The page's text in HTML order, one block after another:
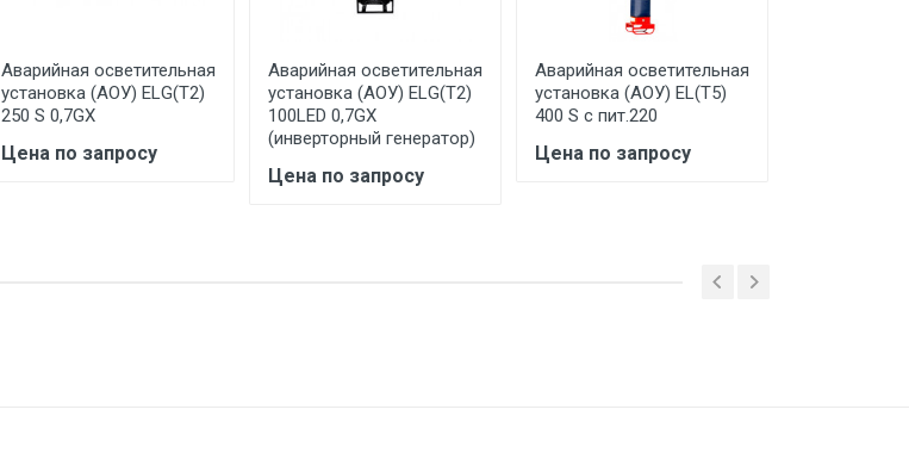
Аварийная осветительная
установка (АОУ) ELG(T2)
250 S 0,7GX
Цена по запросу
Аварийная осветительная
установка (АОУ) ELG(T2)
100LED 0,7GX
(инверторный генератор)
Цена по запросу
Аварийная осветительная
установка (АОУ) EL(T5)
400 S с пит.220
Цена по запросу